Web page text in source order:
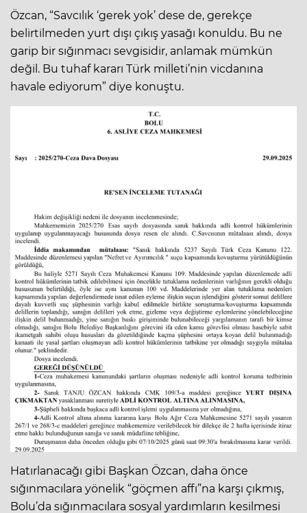
Özcan, “Savcılık ‘gerek yok’ dese de, gerekçe
belirtilmeden yurt dışı çıkış yasağı konuldu. Bu ne
garip bir sığınmacı sevgisidir, anlamak mümkün
değil. Bu tuhaf kararı Türk milleti’nin vicdanına
havale ediyorum” diye konuştu.
Hatırlanacağı gibi Başkan Özcan, daha önce
sığınmacılara yönelik “göçmen affı”na karşı çıkmış,
Bolu’da sığınmacılara sosyal yardımların kesilmesi